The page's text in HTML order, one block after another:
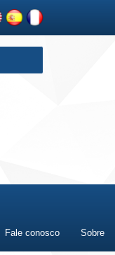
Fale conosco Sobre